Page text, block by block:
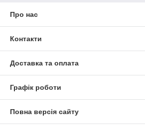
Про нас
Контакти
Доставка та оплата
Графік роботи
Повна версія сайту